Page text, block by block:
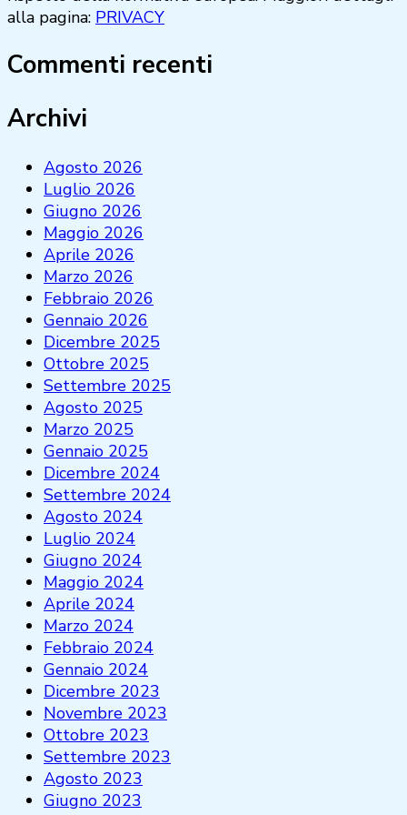
alla pagina: PRIVACY
Commenti recenti
Archivi
Agosto 2026
Luglio 2026
Giugno 2026
Maggio 2026
Aprile 2026
Marzo 2026
Febbraio 2026
Gennaio 2026
Dicembre 2025
Ottobre 2025
Settembre 2025
Agosto 2025
Marzo 2025
Gennaio 2025
Dicembre 2024
Settembre 2024
Agosto 2024
Luglio 2024
Giugno 2024
Maggio 2024
Aprile 2024
Marzo 2024
Febbraio 2024
Gennaio 2024
Dicembre 2023
Novembre 2023
Ottobre 2023
Settembre 2023
Agosto 2023
Giugno 2023